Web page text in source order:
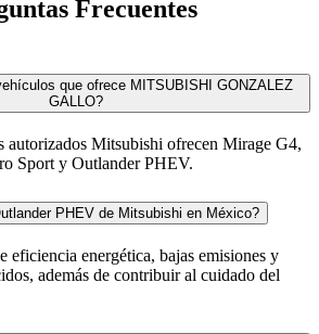
Frecuentes
que ofrece MITSUBISHI GONZALEZ
GALLO?
autorizados Mitsubishi ofrecen Mirage G4,
Sport y Outlander PHEV.
PHEV de Mitsubishi en México?
eficiencia energética, bajas emisiones y
además de contribuir al cuidado del